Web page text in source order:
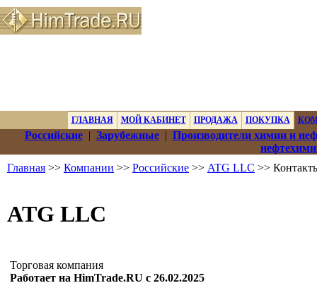
ГЛАВНАЯ МОЙ КАБИНЕТ ПРОДАЖА ПОКУПКА
Российские| Зарубежные| Производители химии и
Главная >> Компании >> Российские >> ATG LLC >>
ATG LLC
Торговая компания
Работает на HimTrade.RU с 26.02.2025